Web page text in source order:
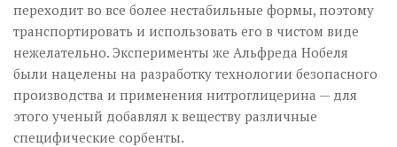
переходит во все более нестабильные формы, поэтому
транспортировать и использовать его в чистом виде
нежелательно. Эксперименты же Альфреда Нобеля
были нацелены на разработку технологии безопасного
производства и применения нитроглицерина — для
этого ученый добавлял к веществу различные
специфические сорбенты.